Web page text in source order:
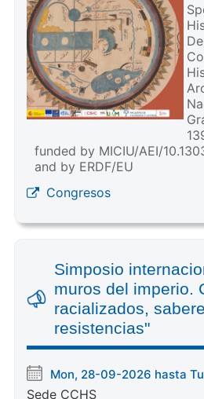
funded by MICIU/AEI/
and by ERDF/EU
Congresos
Simposio
muros del imperio.
racializados,
resistencias"
Mon, 28-09-2026 hasta
Sede CCHS